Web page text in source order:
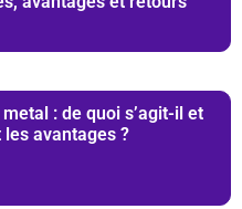
: de quoi s’agit-il et
avantages ?